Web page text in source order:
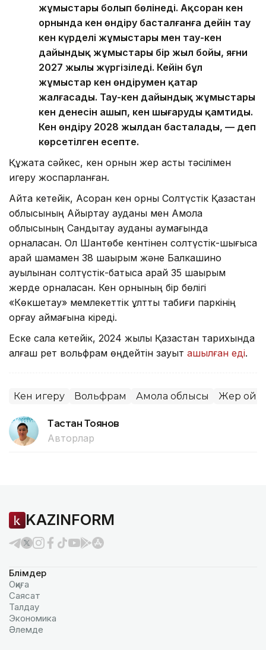
жұмыстары болып бөлінеді. Ақсоран кен
орнында кен өндіру басталғанға дейін тау
кен күрделі жұмыстары мен тау-кен
дайындық жұмыстары бір жыл бойы, яғни
2027 жылы жүргізіледі. Кейін бұл
жұмыстар кен өндірумен қатар
жалғасады. Тау-кен дайындық жұмыстары
кен денесін ашып, кен шығаруды қамтиды.
Кен өндіру 2028 жылдан басталады, — деп
көрсетілген есепте.
Құжатқа сәйкес, кен орнын жер асты тәсілімен
игеру жоспарланған.
Айта кетейік, Ақсоран кен орны Солтүстік Қазақстан
облысының Айыртау ауданы мен Ақмола
облысының Сандықтау ауданы аумағында
орналасқан. Ол Шантөбе кентінен солтүстік-шығысқа
қарай шамамен 38 шақырым және Балкашино
ауылынан солтүстік-батысқа қарай 35 шақырым
жерде орналасқан. Кен орнының бір бөлігі
«Көкшетау» мемлекеттік ұлттық табиғи паркінің
қорғау аймағына кіреді.
Еске сала кетейік, 2024 жылы Қазақстан тарихында
алғаш рет вольфрам өңдейтін зауыт ашылған еді.
Кен игеру Вольфрам Ақмола облысы Жер
Тастан Тоянов
Авторлар
KAZINFORM
Бөлімдер
Оқиға
Саясат
Талдау
Экономика
Әлемде